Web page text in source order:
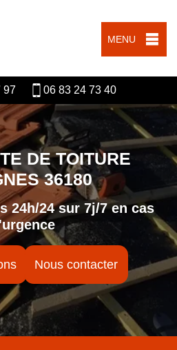
MENU
97 06 83 24 73 40
DE TOITURE
36180
24h/24 sur 7j/7 en cas
Nous contacter